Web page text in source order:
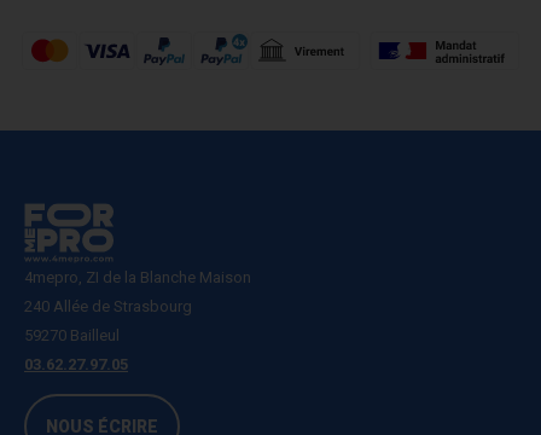
4mepro, ZI de la Blanche Maison
240 Allée de Strasbourg
59270 Bailleul
03.62.27.97.05
NOUS ÉCRIRE